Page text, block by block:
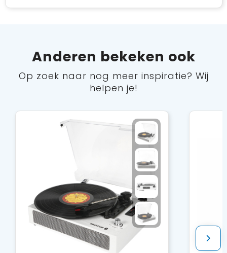
Anderen bekeken ook
Op zoek naar nog meer inspiratie? Wij
helpen je!